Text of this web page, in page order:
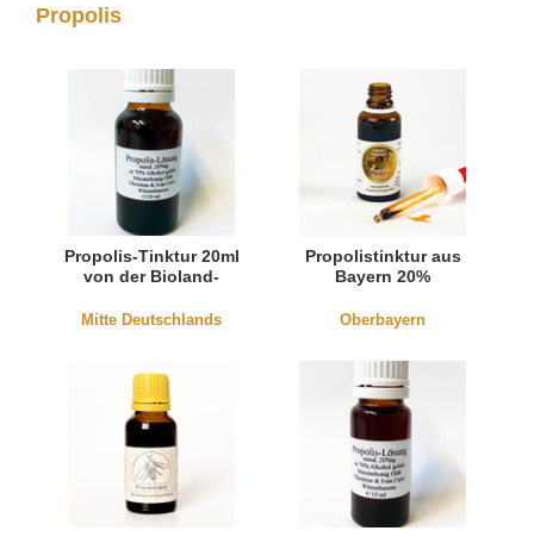
Propolis
Propolis-Tinktur 20ml
von der Bioland-
Öko-006)
Mitte Deutschlands
Propolistinktur aus
Bayern 20%
Oberbayern